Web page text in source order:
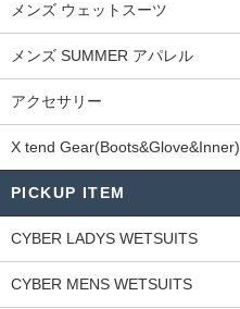
メンズ ウェットスーツ
メンズ SUMMER アパレル
アクセサリー
X tend Gear(Boots&Glove&Inner)
PICKUP ITEM
CYBER LADYS WETSUITS
CYBER MENS WETSUITS